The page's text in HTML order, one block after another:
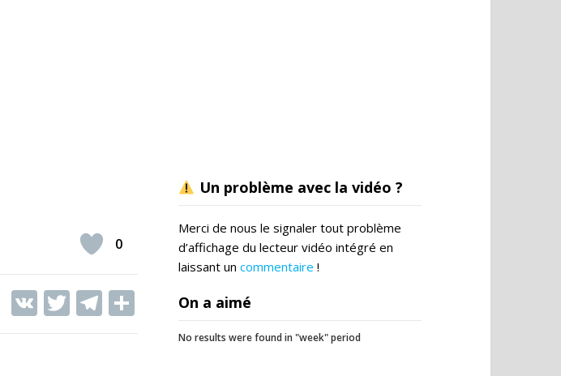
V T T
0
Un problème avec la vidéo ?
Merci de nous le signaler tout problème
d’affichage du lecteur vidéo intégré en
laissant un commentaire !
On a aimé
No results were found in "week" period